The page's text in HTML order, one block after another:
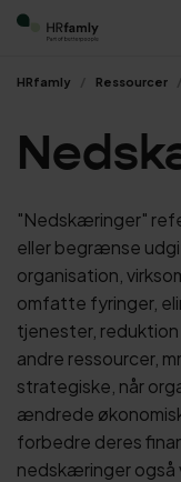
HRfamly Ressourcer
"Nedskæringer"
eller begrænse
organisation,
omfatte fyringer,
tjenester,
andre ressourcer,
strategiske, når
ændrede
forbedre deres
nedskæringer også